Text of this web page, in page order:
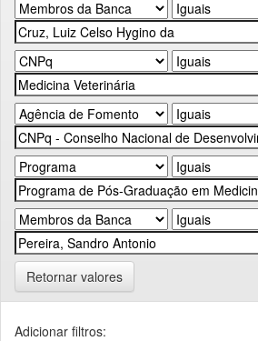
Retornar valores
Adicionar filtros: